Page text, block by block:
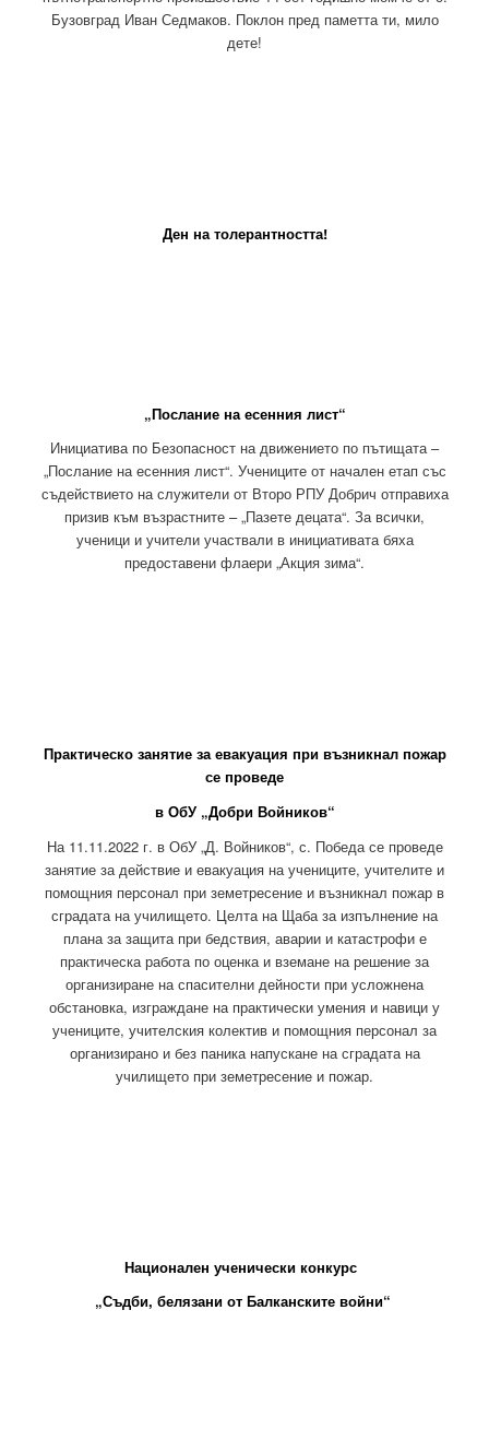
Бузовград Иван Седмаков. Поклон пред паметта ти, мило
дете!
Ден на толерантността!
„Послание на есенния лист“
Инициатива по Безопасност на движението по пътищата –
„Послание на есенния лист“. Учениците от начален етап със
съдействието на служители от Второ РПУ Добрич отправиха
призив към възрастните – „Пазете децата“. За всички,
ученици и учители участвали в инициативата бяха
предоставени флаери „Акция зима“.
Практическо занятие за евакуация при възникнал пожар
се проведе
в ОбУ „Добри Войников“
На 11.11.2022 г. в ОбУ „Д. Войников“, с. Победа се проведе
занятие за действие и евакуация на учениците, учителите и
помощния персонал при земетресение и възникнал пожар в
сградата на училището. Целта на Щаба за изпълнение на
плана за защита при бедствия, аварии и катастрофи е
практическа работа по оценка и вземане на решение за
организиране на спасителни дейности при усложнена
обстановка, изграждане на практически умения и навици у
учениците, учителския колектив и помощния персонал за
организирано и без паника напускане на сградата на
училището при земетресение и пожар.
Национален ученически конкурс
„Съдби, белязани от Балканските войни“